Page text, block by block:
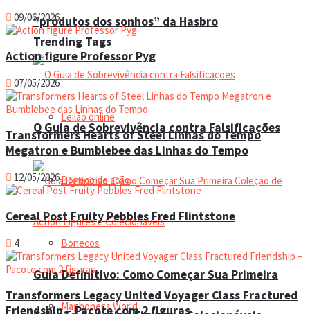
Trending Tags
Leilão online
Boneco de ação
Bonecos
Magbonecs World
“produtos dos sonhos” da Hasbro
O Guia de Sobrevivência contra Falsificações
Guia Definitivo: Como Começar Sua Primeira
09/06/2026
Action figure Professor Pyg
07/05/2026
Transformers Hearts of Steel Linhas do Tempo
Megatron e Bumblebee das Linhas do Tempo
12/05/2026
Cereal Post Fruity Pebbles Fred Flintstone
4
Transformers Legacy United Voyager Class Fractured
Friendship – Pacote com 2 figuras